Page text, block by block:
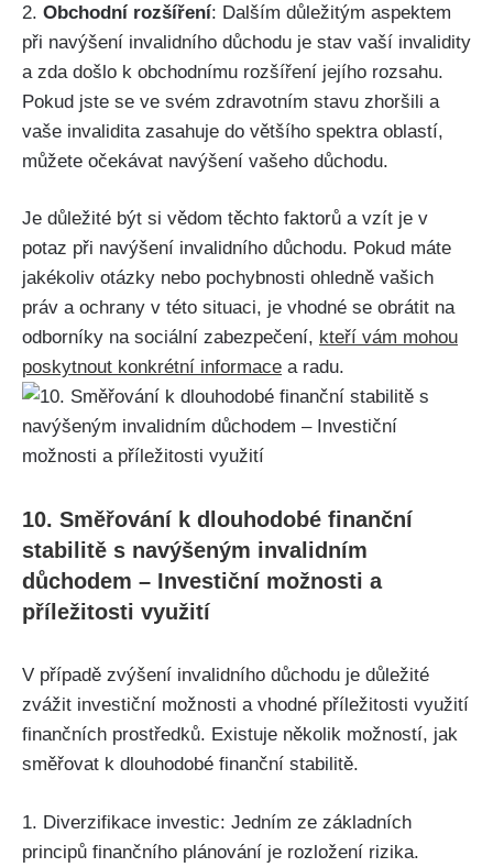
2. Obchodní rozšíření: Dalším důležitým aspektem
při navýšení invalidního důchodu je stav vaší invalidity
a zda došlo k obchodnímu rozšíření jejího rozsahu.
Pokud jste se ve svém zdravotním stavu zhoršili a
vaše invalidita zasahuje do většího spektra oblastí,
můžete očekávat navýšení vašeho důchodu.
Je důležité být si vědom těchto faktorů a vzít je v
potaz při navýšení invalidního důchodu. Pokud máte
jakékoliv otázky nebo pochybnosti ohledně vašich
práv a ochrany v této situaci, je vhodné se obrátit na
odborníky na sociální zabezpečení, kteří vám mohou
poskytnout konkrétní informace a radu.
10. Směřování k dlouhodobé finanční
stabilitě s navýšeným invalidním
důchodem – Investiční možnosti a
příležitosti využití
V případě zvýšení invalidního důchodu je důležité
zvážit investiční možnosti a vhodné příležitosti využití
finančních prostředků. Existuje několik možností, jak
směřovat k dlouhodobé finanční stabilitě.
1. Diverzifikace investic: Jedním ze základních
principů finančního plánování je rozložení rizika.